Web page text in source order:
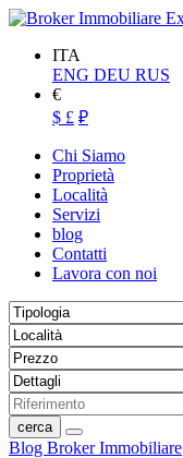
ITA
ENG DEU RUS
€
$ £ ₽
Chi Siamo
Proprietà
Località
Servizi
blog
Contatti
Lavora con noi
cerca
Blog Broker Immobiliare